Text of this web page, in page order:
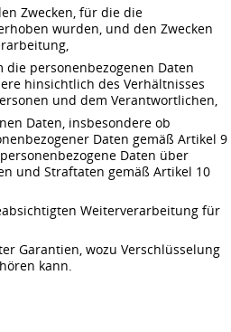
Zwecken, für die die
wurden, und den Zwecken
personenbezogenen Daten
hinsichtlich des Verhältnisses
und dem Verantwortlichen,
Daten, insbesondere ob
Daten gemäß Artikel 9
Daten über
und Straftaten gemäß Artikel 10
Weiterverarbeitung für
Garantien, wozu Verschlüsselung
kann.